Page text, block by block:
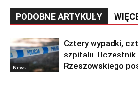
PODOBNE ARTYKUŁY
News
Cztery wypadki,
szpitalu. Uczestnik
Rzeszowskiego